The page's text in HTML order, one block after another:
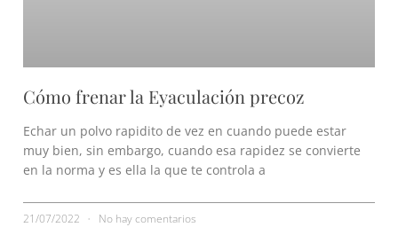
Cómo frenar la Eyaculación precoz
Echar un polvo rapidito de vez en cuando puede estar
muy bien, sin embargo, cuando esa rapidez se convierte
en la norma y es ella la que te controla a
21/07/2022 No hay comentarios